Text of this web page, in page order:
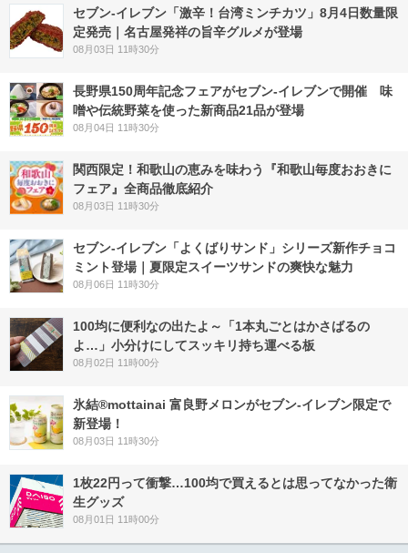
セブン-イレブン「激辛！台湾ミンチカツ」8月4日数量限
定発売｜名古屋発祥の旨辛グルメが登場
08月03日 11時30分
長野県150周年記念フェアがセブン-イレブンで開催 味
噌や伝統野菜を使った新商品21品が登場
08月04日 11時30分
関西限定！和歌山の恵みを味わう『和歌山毎度おおきに
フェア』全商品徹底紹介
08月03日 11時30分
セブン‐イレブン「よくばりサンド」シリーズ新作チョコ
ミント登場｜夏限定スイーツサンドの爽快な魅力
08月06日 11時30分
100均に便利なの出たよ～「1本丸ごとはかさばるの
よ…」小分けにしてスッキリ持ち運べる板
08月02日 11時00分
氷結®mottainai 富良野メロンがセブン‐イレブン限定で
新登場！
08月03日 11時30分
1枚22円って衝撃…100均で買えるとは思ってなかった衛
生グッズ
08月01日 11時00分